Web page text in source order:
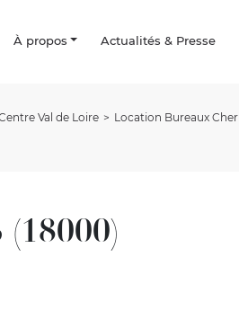
À propos Actualités & Presse
Val de Loire Location Bureaux Cher